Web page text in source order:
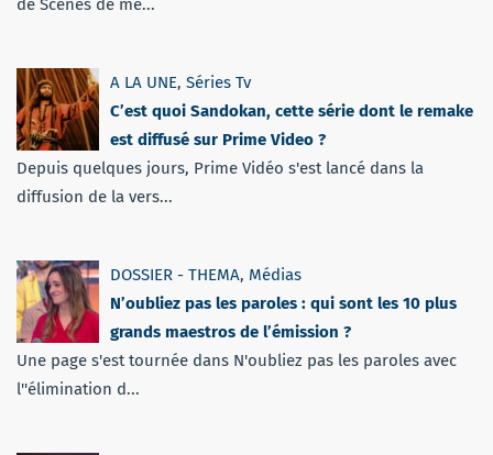
de Scènes de mé...
A LA UNE, Séries Tv
C’est quoi Sandokan, cette série dont le remake
est diffusé sur Prime Video ?
Depuis quelques jours, Prime Vidéo s'est lancé dans la
diffusion de la vers...
DOSSIER - THEMA, Médias
N’oubliez pas les paroles : qui sont les 10 plus
grands maestros de l’émission ?
Une page s'est tournée dans N'oubliez pas les paroles avec
l''élimination d...